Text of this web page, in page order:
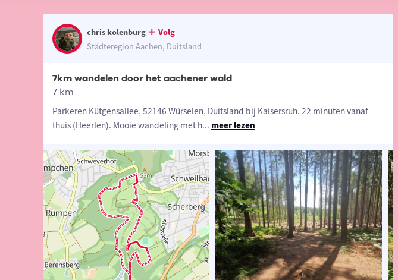
chris kolenburg
Volg
Städteregion Aachen, Duitsland
7km wandelen door het aachener wald
7 km
Parkeren Kütgensallee, 52146 Würselen, Duitsland bij Kaisersruh. 22 minuten vanaf
thuis (Heerlen). Mooie wandeling met h... meer lezen